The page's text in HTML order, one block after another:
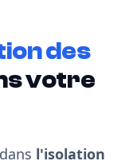
des
votre
l'isolation